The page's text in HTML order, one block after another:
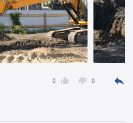

0  0 